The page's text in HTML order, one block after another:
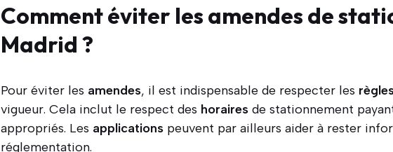
Comment éviter les amendes de
Madrid ?
Pour éviter les amendes, il est indispensable de respecter les
vigueur. Cela inclut le respect des horaires de stationnement
appropriés. Les applications peuvent par ailleurs aider à rester
réglementation.